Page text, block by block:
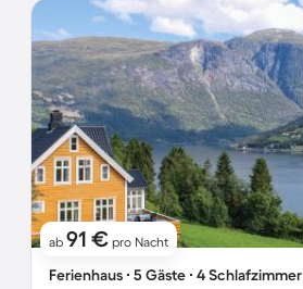
ab 91 € pro Nacht
Ferienhaus ∙ 5 Gäste ∙ 4 Schlafzimmer